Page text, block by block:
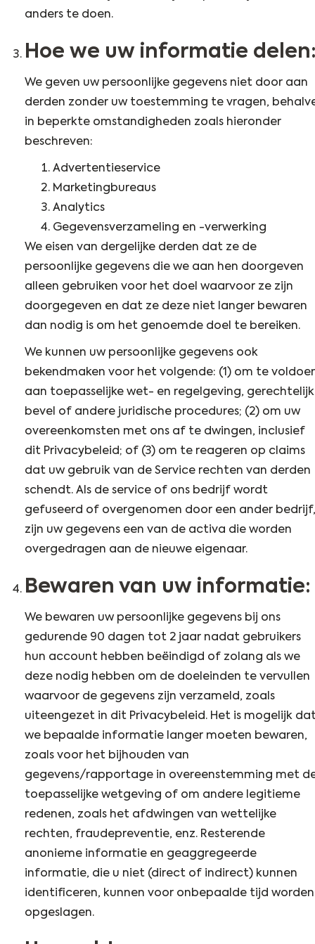
anders te doen.
Hoe we uw informatie
We geven uw persoonlijke gegevens niet door aan
derden zonder uw toestemming te vragen,
in beperkte omstandigheden zoals hieronder
beschreven:
Advertentieservice
Marketingbureaus
Analytics
Gegevensverzameling en -verwerking
We eisen van dergelijke derden dat ze de
persoonlijke gegevens die we aan hen doorgeven
alleen gebruiken voor het doel waarvoor ze zijn
doorgegeven en dat ze deze niet langer bewaren
dan nodig is om het genoemde doel te bereiken.
We kunnen uw persoonlijke gegevens ook
bekendmaken voor het volgende: (1) om te
aan toepasselijke wet- en regelgeving, gerechtelijk
bevel of andere juridische procedures; (2) om uw
overeenkomsten met ons af te dwingen, inclusief
dit Privacybeleid; of (3) om te reageren op claims
dat uw gebruik van de Service rechten van derden
schendt. Als de service of ons bedrijf wordt
gefuseerd of overgenomen door een ander bedrijf,
zijn uw gegevens een van de activa die worden
overgedragen aan de nieuwe eigenaar.
Bewaren van uw informatie:
We bewaren uw persoonlijke gegevens bij ons
gedurende 90 dagen tot 2 jaar nadat gebruikers
hun account hebben beëindigd of zolang als we
deze nodig hebben om de doeleinden te vervullen
waarvoor de gegevens zijn verzameld, zoals
uiteengezet in dit Privacybeleid. Het is mogelijk
we bepaalde informatie langer moeten bewaren,
zoals voor het bijhouden van
gegevens/rapportage in overeenstemming met
toepasselijke wetgeving of om andere legitieme
redenen, zoals het afdwingen van wettelijke
rechten, fraudepreventie, enz. Resterende
anonieme informatie en geaggregeerde
informatie, die u niet (direct of indirect) kunnen
identificeren, kunnen voor onbepaalde tijd worden
opgeslagen.